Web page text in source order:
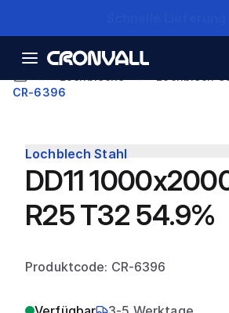
CR-6396
Lochblech Stahl
DD11
R25 T32 54.9%
Produktcode: CR-6396